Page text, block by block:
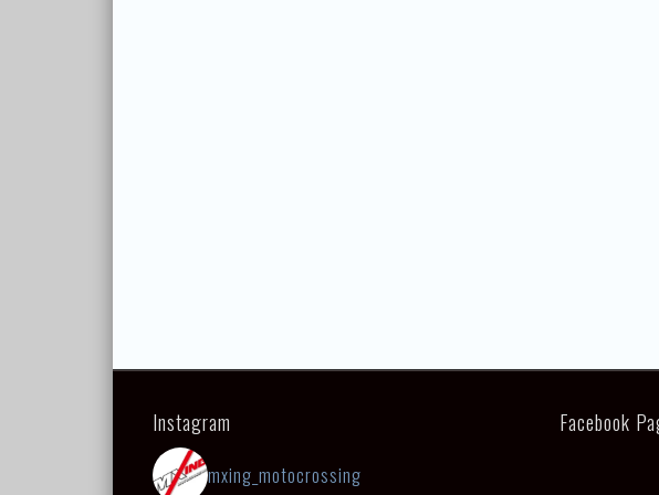
Instagram
mxing_motocrossing
Facebook